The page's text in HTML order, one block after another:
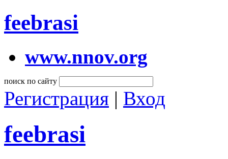
feebrasi
www.nnov.org
поиск по сайту
Регистрация | Вход
feebrasi